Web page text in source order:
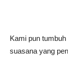
Kami pun
suasana yang